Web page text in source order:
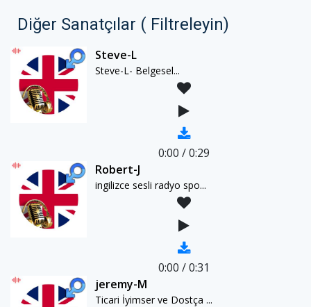
Diğer Sanatçılar ( Filtreleyin)
Steve-L
Steve-L- Belgesel...
0:00 /0:29
Robert-J
ingilizce sesli radyo spo...
0:00 /0:31
jeremy-M
Ticari İyimser ve Dostça ...